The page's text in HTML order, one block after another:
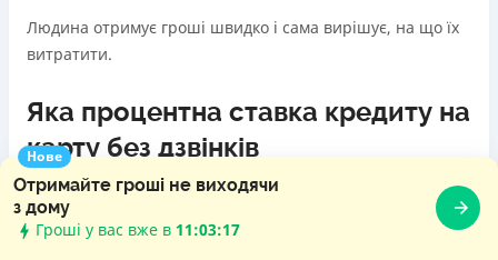
Нове
Отримайте гроші не виходячи
з дому
Гроші у вас вже в 11:03:18
Людина отримує гроші швидко і сама вирішує, на що їх
витратити.
Яка процентна ставка кредиту на
карту без дзвінків
Річ у тому, що кредит без дзвінків і фото розрахований